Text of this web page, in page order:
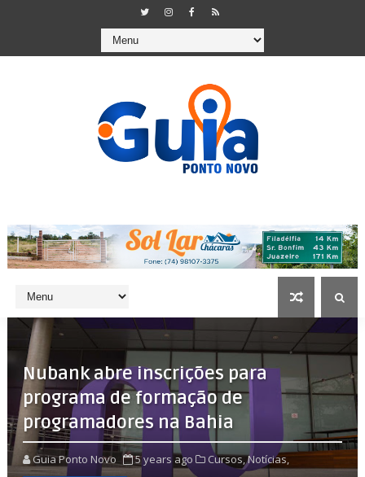
Nubank abre inscrições para
programa de formação de
programadores na Bahia
Guia Ponto Novo 5 years ago Cursos,Notícias,